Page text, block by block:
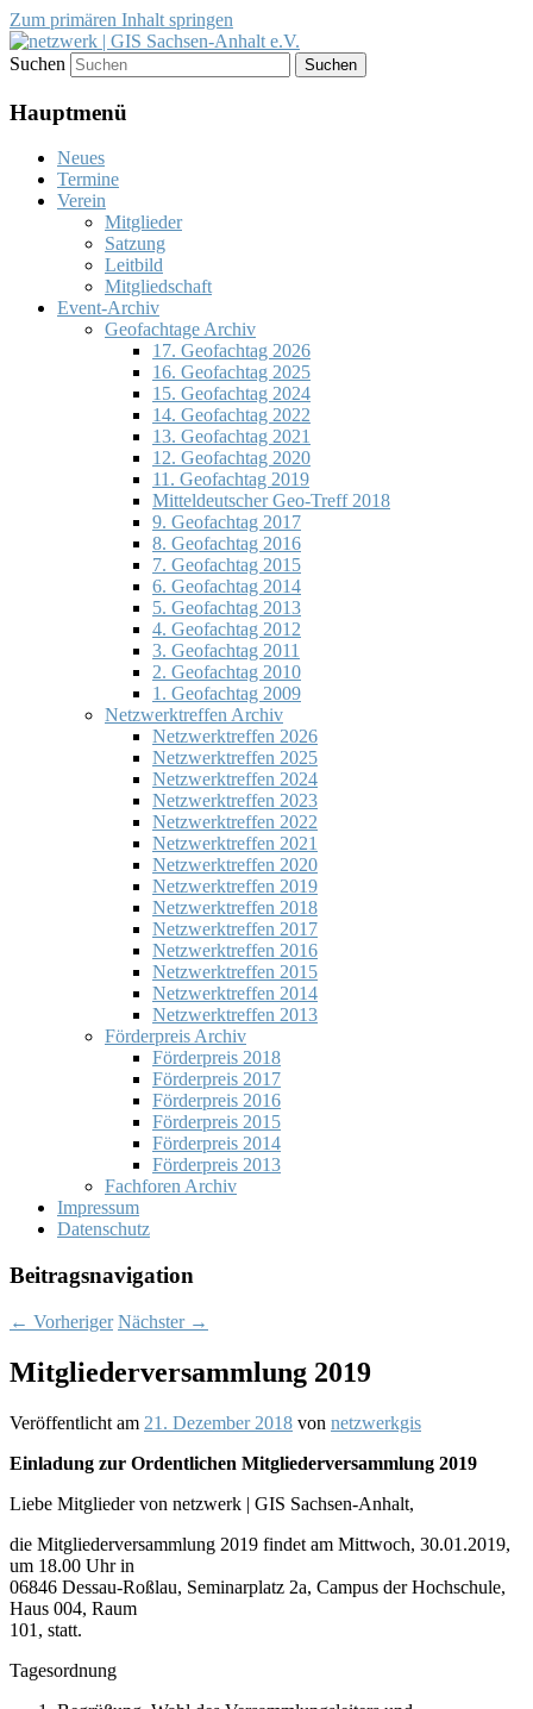
Zum primären Inhalt springen
netzwerk | GIS Sachsen-Anhalt
e.V.
Förderung des Einsatzes von
Geoinformationssystemen (GIS) und der
Entwicklung von Geodateninfrastrukturen
(GDI)
Suchen
Hauptmenü
Neues
Termine
Verein
Mitglieder
Satzung
Leitbild
Mitgliedschaft
Event-Archiv
Geofachtage Archiv
17. Geofachtag 2026
16. Geofachtag 2025
15. Geofachtag 2024
14. Geofachtag 2022
13. Geofachtag 2021
12. Geofachtag 2020
11. Geofachtag 2019
Mitteldeutscher Geo-Treff 2018
9. Geofachtag 2017
8. Geofachtag 2016
7. Geofachtag 2015
6. Geofachtag 2014
5. Geofachtag 2013
4. Geofachtag 2012
3. Geofachtag 2011
2. Geofachtag 2010
1. Geofachtag 2009
Netzwerktreffen Archiv
Netzwerktreffen 2026
Netzwerktreffen 2025
Netzwerktreffen 2024
Netzwerktreffen 2023
Netzwerktreffen 2022
Netzwerktreffen 2021
Netzwerktreffen 2020
Netzwerktreffen 2019
Netzwerktreffen 2018
Netzwerktreffen 2017
Netzwerktreffen 2016
Netzwerktreffen 2015
Netzwerktreffen 2014
Netzwerktreffen 2013
Förderpreis Archiv
Förderpreis 2018
Förderpreis 2017
Förderpreis 2016
Förderpreis 2015
Förderpreis 2014
Förderpreis 2013
Fachforen Archiv
Impressum
Datenschutz
Beitragsnavigation
← Vorheriger Nächster →
Mitgliederversammlung 2019
Veröffentlicht am 21. Dezember 2018 von netzwerkgis
Einladung zur Ordentlichen Mitgliederversammlung 2019
Liebe Mitglieder von netzwerk | GIS Sachsen-Anhalt,
die Mitgliederversammlung 2019 findet am Mittwoch, 30.01.2019,
um 18.00 Uhr in
06846 Dessau-Roßlau, Seminarplatz 2a, Campus der Hochschule,
Haus 004, Raum
101, statt.
Tagesordnung